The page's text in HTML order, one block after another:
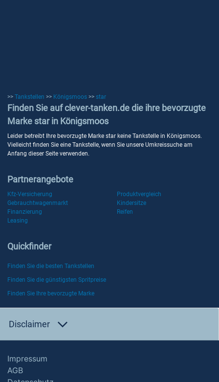
>> Tankstellen >> Königsmoos >> star
Finden Sie auf clever-tanken.de die ihre bevorzugte
Marke star in Königsmoos
Leider betreibt Ihre bevorzugte Marke star keine Tankstelle in Königsmoos.
Vielleicht finden Sie eine Tankstelle, wenn Sie unsere Umkreissuche am
Anfang dieser Seite verwenden.
Partnerangebote
Kfz-Versicherung
Produktvergleich
Gebrauchtwagenmarkt
Kindersitze
Finanzierung
Reifen
Leasing
Quickfinder
Finden Sie die besten Tankstellen
Finden Sie die günstigsten Spritpreise
Finden Sie Ihre bevorzugte Marke
Disclaimer
Impressum
AGB